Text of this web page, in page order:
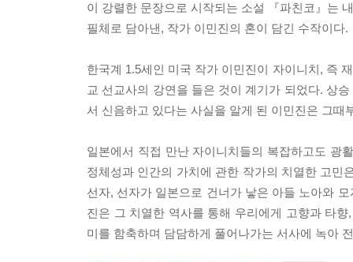
이 강렬한 문장으로 시작되는 소설 『파친코』는
필체로 담아낸, 작가 이민진의 혼이 담긴 수작이다.
한국계 1.5세인 미국 작가 이민진이 자이니치, 즉
교 선교사의 강연을 들은 것이 계기가 되었다. 상
서 신음하고 있다는 사실을 알게 된 이민진은 그
일본에서 직접 만난 자이니치들의 복잡하고도 광
정체성과 인간의 가치에 관한 작가의 치열한 고민
선자, 선자가 일본으로 건너가 낳은 아들 노아와
진은 그 치열한 역사를 통해 우리에게 고향과 타
미를 함축하며 담담하게 풀어나가는 서사에 녹아